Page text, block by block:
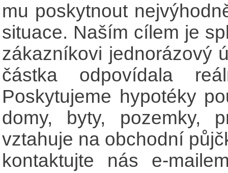
mu poskytnout
situace. Naším cílem je
zákazníkovi jednorázový
částka odpovídala
Poskytujeme hypotéky
domy, byty, pozemky,
vztahuje na obchodní
kontaktujte nás e-